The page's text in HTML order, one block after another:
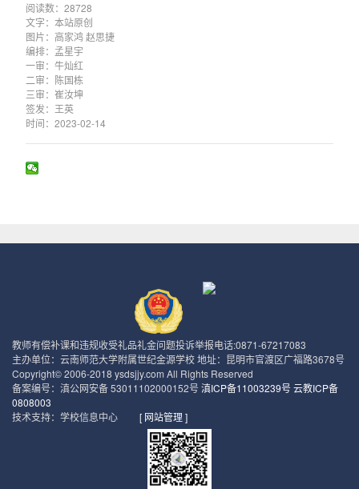
阅读数：28728
文字：本站原创
图片：高家鸿 赵思捷
编排：孟星宇
一审：牛灿红
二审：陈国栋
三审：崔汝坤
签发：王英
时间：2023-02-14
教师有偿补课和违规收受礼品礼金问题投诉举报电话:0871-67217083
主办单位：云南师范大学附属世纪金源学校 地址：昆明市官渡区广福路3678号
Copyright© 2006-2018 ysdsjjy.com All Rights Reserved
备案编号：滇公网安备 53011102000152号滇ICP备11003239号 云教ICP备
0808003
技术支持：学校信息中心 [ 网站管理 ]